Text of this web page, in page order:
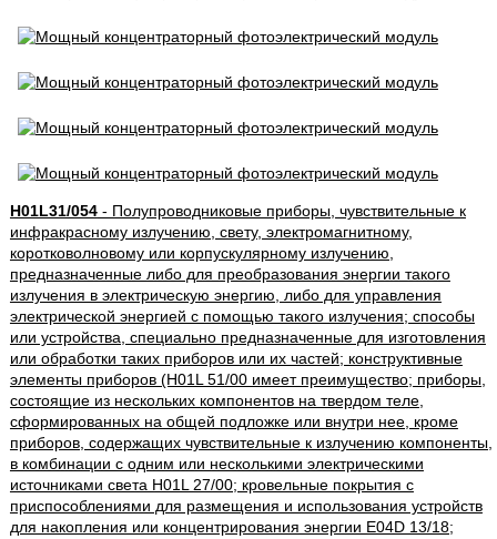
H01L31/054- Полупроводниковые приборы, чувствительные к
инфракрасному излучению, свету, электромагнитному,
коротковолновому или корпускулярному излучению,
предназначенные либо для преобразования энергии такого
излучения в электрическую энергию, либо для управления
электрической энергией с помощью такого излучения; способы
или устройства, специально предназначенные для изготовления
или обработки таких приборов или их частей; конструктивные
элементы приборов (H01L 51/00 имеет преимущество; приборы,
состоящие из нескольких компонентов на твердом теле,
сформированных на общей подложке или внутри нее, кроме
приборов, содержащих чувствительные к излучению компоненты,
в комбинации с одним или несколькими электрическими
источниками света H01L 27/00; кровельные покрытия с
приспособлениями для размещения и использования устройств
для накопления или концентрирования энергии E04D 13/18;